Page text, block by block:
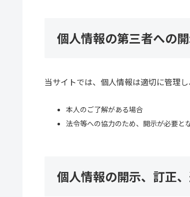
個人情報の第三者への
当サイトでは、個人情報は適切に管理
本人のご了解がある場合
法令等への協力のため、開示が必要と
個人情報の開示、訂正